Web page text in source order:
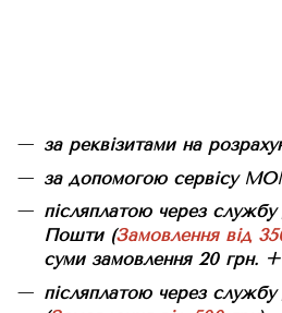
за реквізитами на
за допомогою сервісу
післяплатою через
Пошти (Замовлення від
суми замовлення 20 грн. +
післяплатою через